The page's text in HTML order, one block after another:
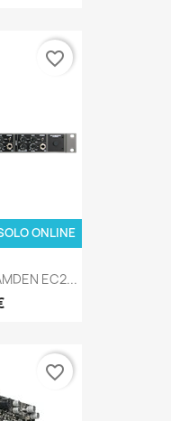
EC2...
ONLINE
favorite_border
favorite_border